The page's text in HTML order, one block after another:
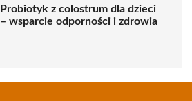
Probiotyk z colostrum dla dzieci
– wsparcie odporności i zdrowia